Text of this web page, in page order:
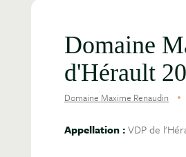
Domaine
d'Hérault
Domaine Maxime Renaudin
Appellation :VDP de